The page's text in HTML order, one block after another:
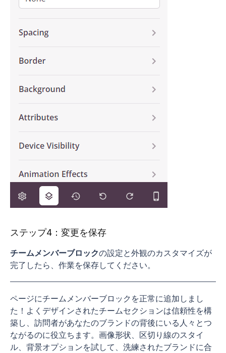
ステップ4：変更を保存
チームメンバーブロックの設定と外観のカスタマイズが
完了したら、作業を保存してください。
ページにチームメンバーブロックを正常に追加しまし
た！よくデザインされたチームセクションは信頼性を構
築し、訪問者があなたのブランドの背後にいる人々とつ
ながるのに役立ちます。画像形状、区切り線のスタイ
ル、背景オプションを試して、洗練されたブランドに合